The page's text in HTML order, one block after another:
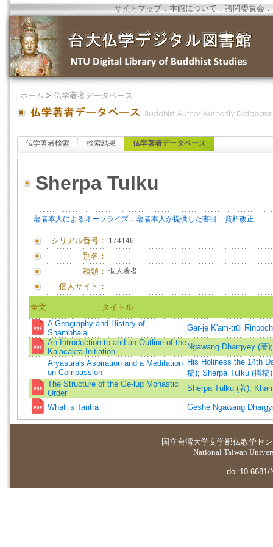
サイトマップ．本館について ．諮問委員会 ．
． ホーム > 仏学著者データベース
仏学著者検索 検索結果 仏学著者データベース
Sherpa Tulku
著者本人によるオーソライズ ． 著者本人が提供した書目 ． 資料改正
シリアル番号： 174146
別名：
種類： 個人著者
個人サイト：
全文
タイトル
A Geography and History of
Shambhala
Gar-je K'am-trül
An Introduction to and an Outline of the
Kalacakra Initiation
Ngawang Dhargyey (著)
Aryasura's Aspiration and a Meditation
on Compassion
His Holiness the 14th
稿); Sherpa Tulku (撰稿)
The Structure of the Ge-lug Monastic
Order
Sherpa Tulku (著);
What is Tantra Geshe Ngawang
国立台湾大学文学部仏教学セ
National Taiwan
doi:10.6681/